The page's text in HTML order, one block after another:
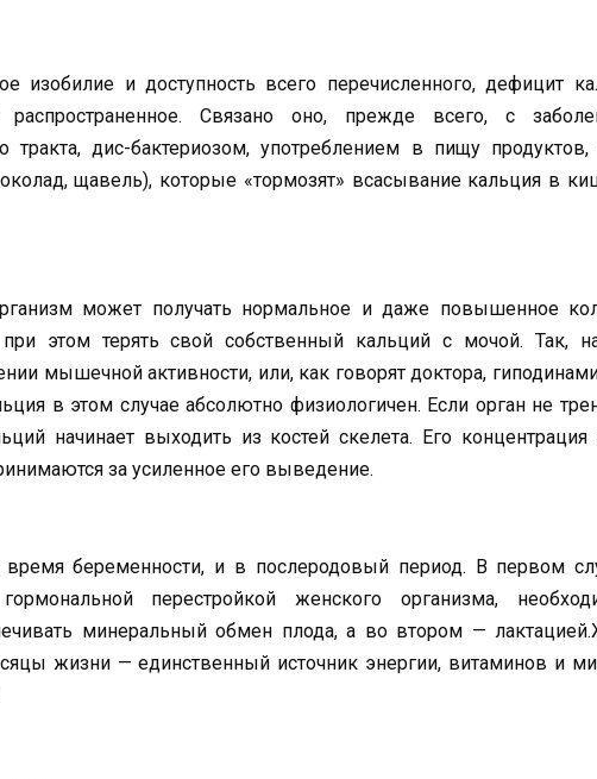
изобилие и доступность всего перечисленного, дефицит
распространенное. Связано оно, прежде всего, с
тракта, дис-бактериозом, употреблением в пищу продуктов,
щавель), которые «тор­мозят» всасывание кальция в
мо­жет получать нормальное и даже повышенное
этом терять свой собст­венный кальций с мочой. Так,
мышечной активности, или, как го­ворят доктора,
в этом слу­чае абсолютно физиологичен. Если орган не
начинает выходить из костей скелета. Его
за усиленное его выведение.
время бе­ременности, и в послеродовый пе­риод. В первом
перестройкой женского организма,
минеральный обмен плода, а во вто­ром —
жизни — единственный источник энергии, витаминов и